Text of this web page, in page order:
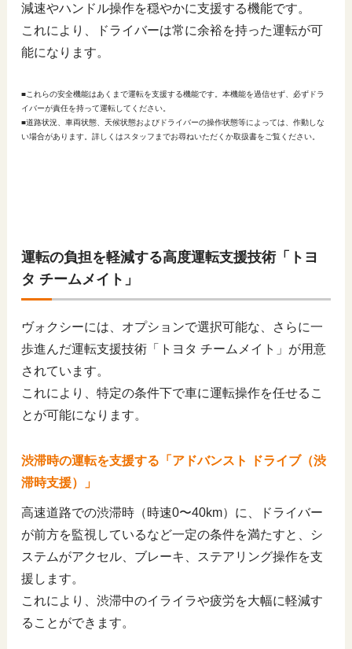
減速やハンドル操作を穏やかに支援する機能です。
これにより、ドライバーは常に余裕を持った運転が可
能になります。
■これらの安全機能はあくまで運転を支援する機能です。本機能を過信せず、必ずドラ
イバーが責任を持って運転してください。
■道路状況、車両状態、天候状態およびドライバーの操作状態等によっては、作動しな
い場合があります。詳しくはスタッフまでお尋ねいただくか取扱書をご覧ください。
運転の負担を軽減する高度運転支援技術「トヨ
タ チームメイト」
ヴォクシーには、オプションで選択可能な、さらに一
歩進んだ運転支援技術「トヨタ チームメイト」が用意
されています。
これにより、特定の条件下で車に運転操作を任せるこ
とが可能になります。
渋滞時の運転を支援する「アドバンスト ドライブ（渋
滞時支援）」
高速道路での渋滞時（時速0〜40km）に、ドライバー
が前方を監視しているなど一定の条件を満たすと、シ
ステムがアクセル、ブレーキ、ステアリング操作を支
援します。
これにより、渋滞中のイライラや疲労を大幅に軽減す
ることができます。